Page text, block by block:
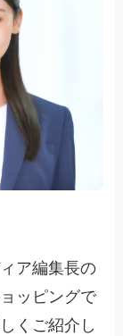
ア編集長の
ッピングで
くご紹介し